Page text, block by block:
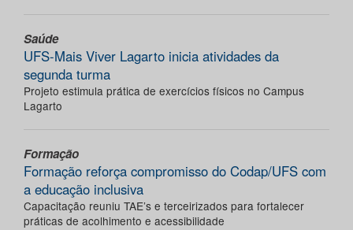
Saúde
UFS-Mais Viver Lagarto inicia atividades da
segunda turma
Projeto estimula prática de exercícios físicos no Campus
Lagarto
Formação
Formação reforça compromisso do Codap/UFS com
a educação inclusiva
Capacitação reuniu TAE’s e terceirizados para fortalecer
práticas de acolhimento e acessibilidade